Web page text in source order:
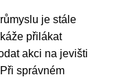
je stále
přilákat
akci na jevišti
správném